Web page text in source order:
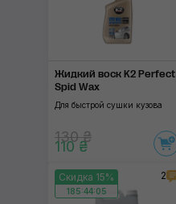
Жидкий воск K2 Perfect
Spid Wax
Для быстрой сушки кузова
130 ₴
110 ₴
Скидка 15%
185:44:04
2